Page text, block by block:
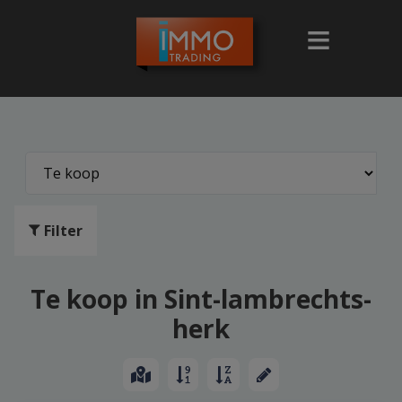
Filter
Te koop in Sint-lambrechts-
herk